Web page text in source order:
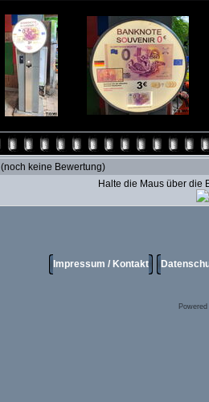
(noch keine Bewertung)
Halte die Maus über die
Impressum / Kontakt